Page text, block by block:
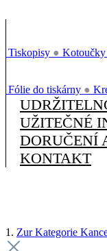
Tiskopisy ● Kotoučky
Fólie do tiskárny ●
UŽITEČNÉ
DORUČENÍ
KONTAKT
1. Zur Kategorie